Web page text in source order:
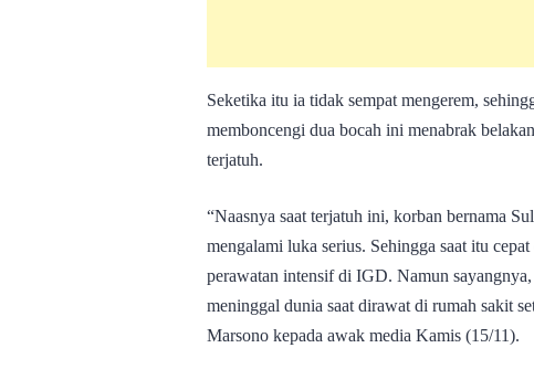
Seketika itu ia tidak sempat mengerem,
memboncengi dua bocah ini menabrak
terjatuh.
“Naasnya saat terjatuh ini, korban bernama
mengalami luka serius. Sehingga saat itu
perawatan intensif di IGD. Namun
meninggal dunia saat dirawat di rumah sakit
Marsono kepada awak media Kamis (15/11).